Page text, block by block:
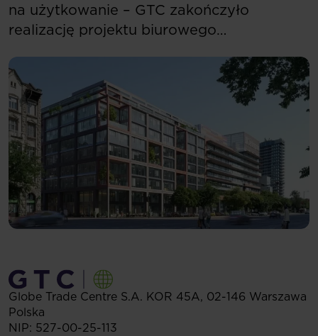
na użytkowanie – GTC zakończyło
realizację projektu biurowego
Globe Trade Centre S.A. KOR 45A, 02-146 Warszawa
Polska
NIP: 527-00-25-113